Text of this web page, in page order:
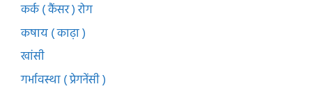
कर्क ( कैंसर ) रोग
कषाय ( काढ़ा )
खांसी
गर्भावस्था ( प्रेगनेंसी )